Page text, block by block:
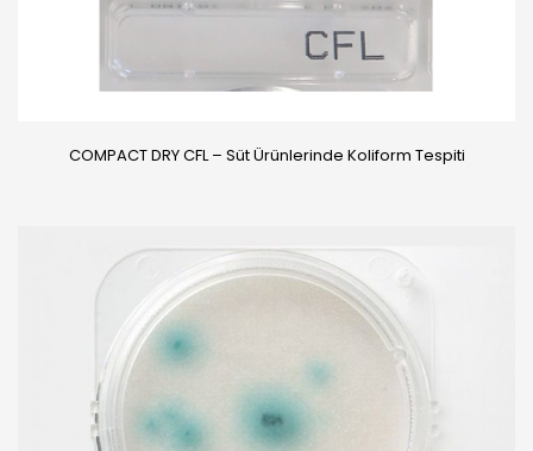
COMPACT DRY CFL – Süt Ürünlerinde Koliform Tespiti